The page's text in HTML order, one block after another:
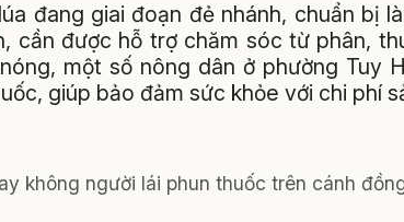
đang giai đoạn đẻ nhánh, chuẩn bị
cần được hỗ trợ chăm sóc từ phân,
một số nông dân ở phường Tuy
giúp bảo đảm sức khỏe với chi phí
không người lái phun thuốc trên cánh